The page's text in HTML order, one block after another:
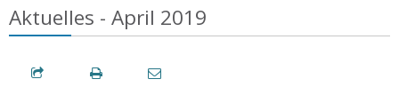
Aktuelles - April 2019